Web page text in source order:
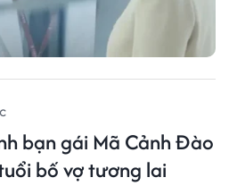
bạn gái Mã Cảnh Đào
bố vợ tương lai